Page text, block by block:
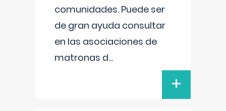
comunidades. Puede ser
de gran ayuda consultar
en las asociaciones de
matronas d...
+